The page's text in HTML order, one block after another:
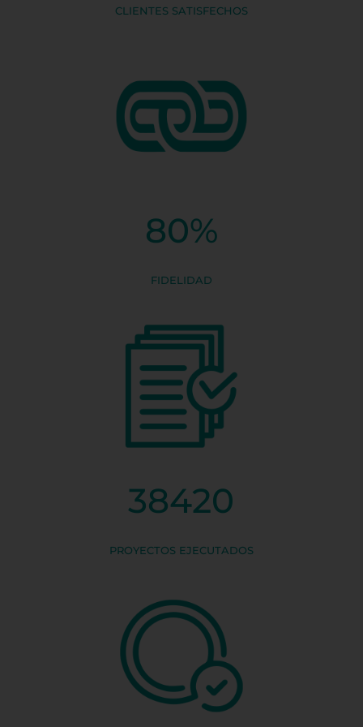
CLIENTES SATISFECHOS
80%
FIDELIDAD
38420
PROYECTOS EJECUTADOS